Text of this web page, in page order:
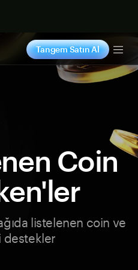
Tangem Satın Al
Coin
listelenen coin ve